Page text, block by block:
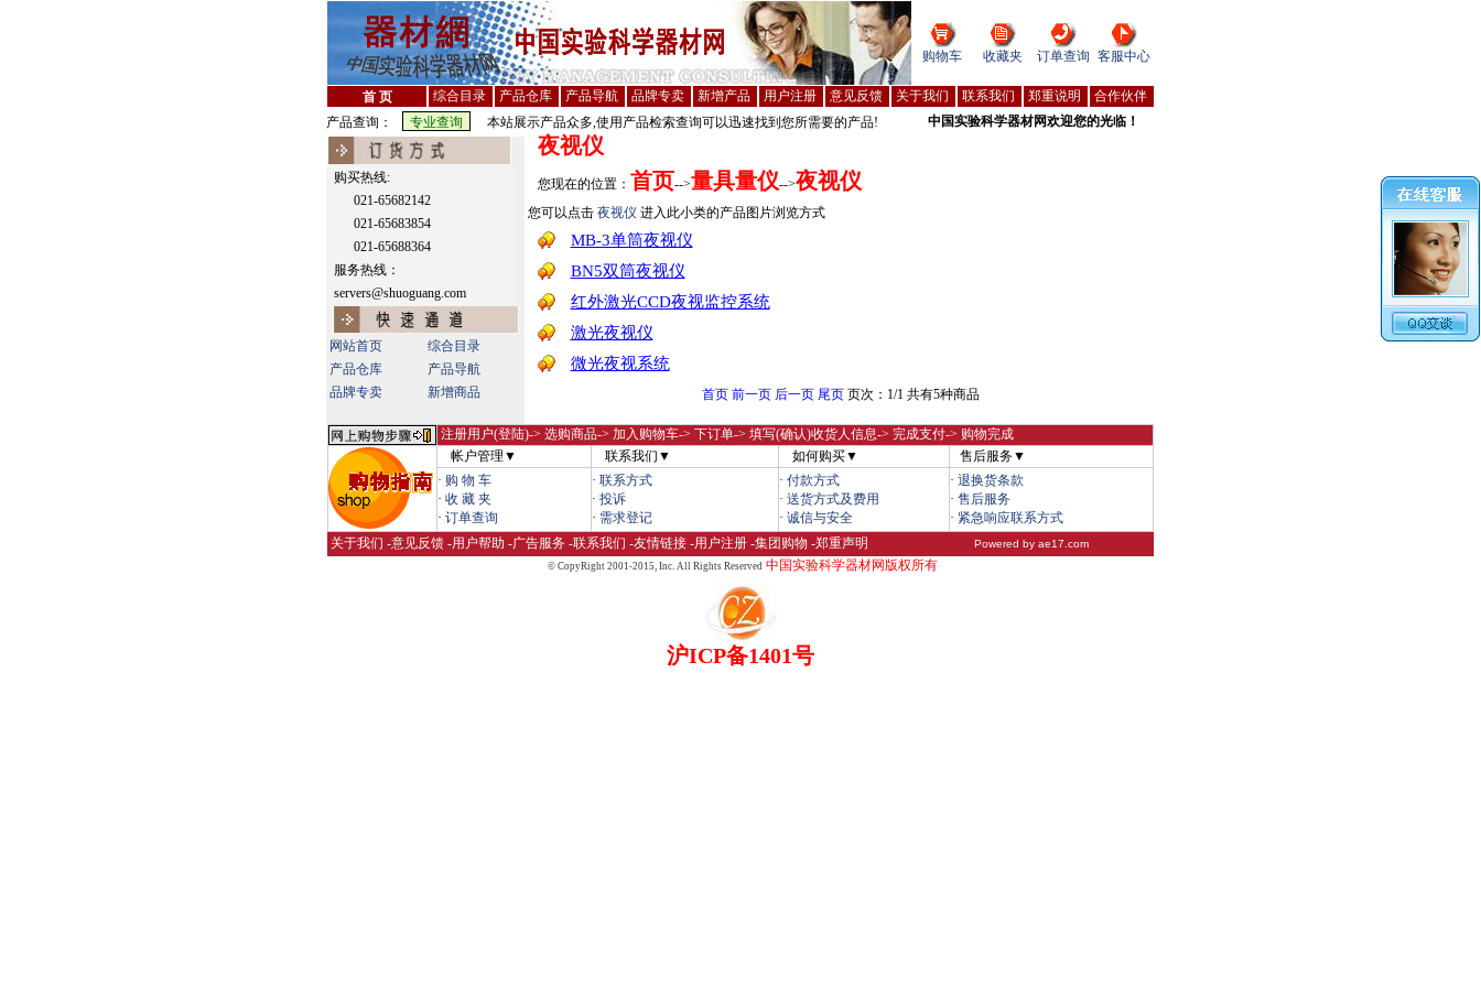
购物车 收藏夹 订单查询 客服中心
首 页 综合目录 产品仓库 产品导航 品牌专卖 新增产品 用户注册 意见反馈 关于我们 联系我们 郑重说明
合作伙伴
产品查询：
本站展示产品众多,使用产品检索查询可以迅速找到您所需要的产品! 中国实验科学器材网欢迎您的光临！
购买热线:
021-65682142
021-65683854
021-65688364
服务热线：
servers@shuoguang.com
网站首页
综合目录
产品仓库
产品导航
品牌专卖
新增商品
夜视仪
您现在的位置： 首页-->量具量仪-->夜视仪
您可以点击 夜视仪 进入此小类的产品图片浏览方式
MB-3单筒夜视仪
BN5双筒夜视仪
红外激光CCD夜视监控系统
激光夜视仪
微光夜视系统
首页 前一页 后一页 尾页 页次：1/1 共有5种商品
注册用户(登陆)-> 选购商品-> 加入购物车-> 下订单-> 填写(确认)收货人信息-> 完成支付-> 购物完成
帐户管理▼
联系我们▼ 如何购买▼
售后服务▼
· 购 物 车
· 收 藏 夹
· 订单查询
· 联系方式
· 投诉
· 需求登记
· 付款方式
· 送货方式及费用
· 诚信与安全
· 退换货条款
· 售后服务
· 紧急响应联系方式
关于我们 -意见反馈 -用户帮助 -广告服务 -联系我们 -友情链接 -用户注册 -集团购物 -郑重声明 Powered by ae17.com
© CopyRight 2001-2015,Inc. All Rights Reserved 中国实验科学器材网版权所有
沪ICP备1401号